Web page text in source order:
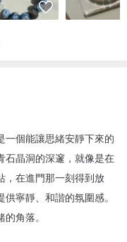
一個能讓思緒安靜下來的
石晶洞的深邃，就像是在
，在進門那一刻得到放
寧靜、和諧的氛圍感。
角落。